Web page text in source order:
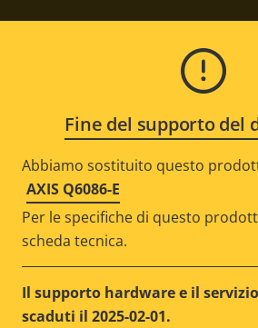
Fine del supporto del
Abbiamo sostituito questo
AXIS Q6086-E
Per le specifiche di questo
scheda tecnica.
Il supporto hardware e il
scaduti il 2025-02-01.